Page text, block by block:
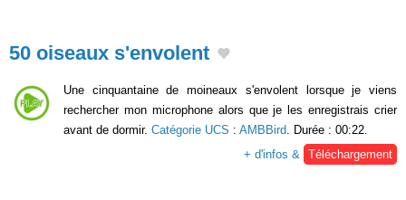
50 oiseaux s'envolent
Une cinquantaine de moineaux s'envolent lorsque je viens
rechercher mon microphone alors que je les enregistrais crier
avant de dormir. Catégorie UCS : AMBBird . Durée : 00:22.
+ d'infos &
Téléchargement